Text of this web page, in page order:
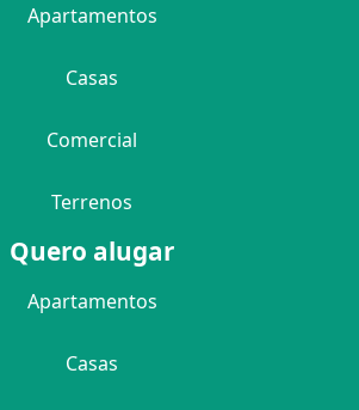
Apartamentos
Casas
Comercial
Terrenos
Quero alugar
Apartamentos
Casas